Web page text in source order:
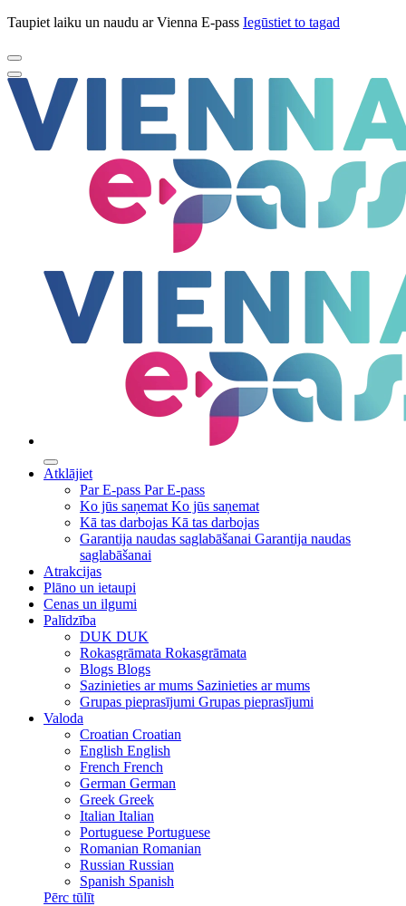
Taupiet laiku un naudu ar Vienna E-pass Iegūstiet to tagad
Atklājiet
Par E-pass Par E-pass
Ko jūs saņemat Ko jūs saņemat
Kā tas darbojas Kā tas darbojas
Garantija naudas saglabāšanai Garantija naudas
saglabāšanai
Atrakcijas
Plāno un ietaupi
Cenas un ilgumi
Palīdzība
DUK DUK
Rokasgrāmata Rokasgrāmata
Blogs Blogs
Sazinieties ar mums Sazinieties ar mums
Grupas pieprasījumi Grupas pieprasījumi
Valoda
Croatian Croatian
English English
French French
German German
Greek Greek
Italian Italian
Portuguese Portuguese
Romanian Romanian
Russian Russian
Spanish Spanish
Pērc tūlīt